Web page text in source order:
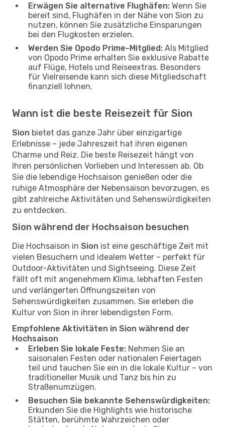
Erwägen Sie alternative Flughäfen: Wenn Sie
bereit sind, Flughäfen in der Nähe von Sion zu
nutzen, können Sie zusätzliche Einsparungen
bei den Flugkosten erzielen.
Werden Sie Opodo Prime-Mitglied: Als Mitglied
von Opodo Prime erhalten Sie exklusive Rabatte
auf Flüge, Hotels und Reiseextras. Besonders
für Vielreisende kann sich diese Mitgliedschaft
finanziell lohnen.
Wann ist die beste Reisezeit für Sion
Sion bietet das ganze Jahr über einzigartige
Erlebnisse – jede Jahreszeit hat ihren eigenen
Charme und Reiz. Die beste Reisezeit hängt von
Ihren persönlichen Vorlieben und Interessen ab. Ob
Sie die lebendige Hochsaison genießen oder die
ruhige Atmosphäre der Nebensaison bevorzugen, es
gibt zahlreiche Aktivitäten und Sehenswürdigkeiten
zu entdecken.
Sion während der Hochsaison besuchen
Die Hochsaison in Sion ist eine geschäftige Zeit mit
vielen Besuchern und idealem Wetter – perfekt für
Outdoor-Aktivitäten und Sightseeing. Diese Zeit
fällt oft mit angenehmem Klima, lebhaften Festen
und verlängerten Öffnungszeiten von
Sehenswürdigkeiten zusammen. Sie erleben die
Kultur von Sion in ihrer lebendigsten Form.
Empfohlene Aktivitäten in Sion während der
Hochsaison
Erleben Sie lokale Feste: Nehmen Sie an
saisonalen Festen oder nationalen Feiertagen
teil und tauchen Sie ein in die lokale Kultur – von
traditioneller Musik und Tanz bis hin zu
Straßenumzügen.
Besuchen Sie bekannte Sehenswürdigkeiten:
Erkunden Sie die Highlights wie historische
Stätten, berühmte Wahrzeichen oder